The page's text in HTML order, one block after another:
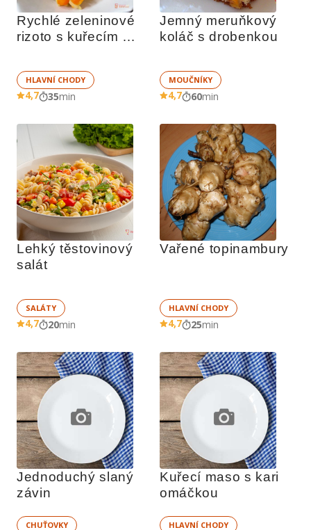
Rychlé zeleninové
rizoto s kuřecím
HLAVNÍ CHODY
4,7 35min
Jemný meruňkový
MOUČNÍKY
4,7 60min
Lehký těstovinový
salát
SALÁTY
4,7 20min
Vařené topinambury
HLAVNÍ CHODY
4,7 25min
Jednoduchý slaný
závin
CHUŤOVKY
Kuřecí maso s kari
omáčkou
HLAVNÍ CHODY